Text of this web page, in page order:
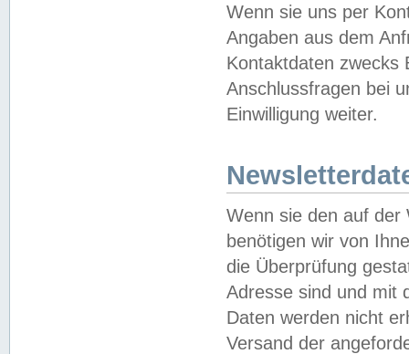
Wenn sie uns per
Angaben aus dem
Kontaktdaten zwecks
Anschlussfragen bei
Einwilligung weiter.
Wenn sie den auf der
benötigen wir von
die Überprüfung
Adresse sind und mit
Daten werden nicht
Versand der